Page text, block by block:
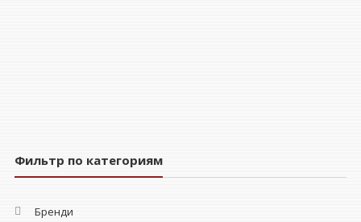
Фильтр по категориям
Бренди